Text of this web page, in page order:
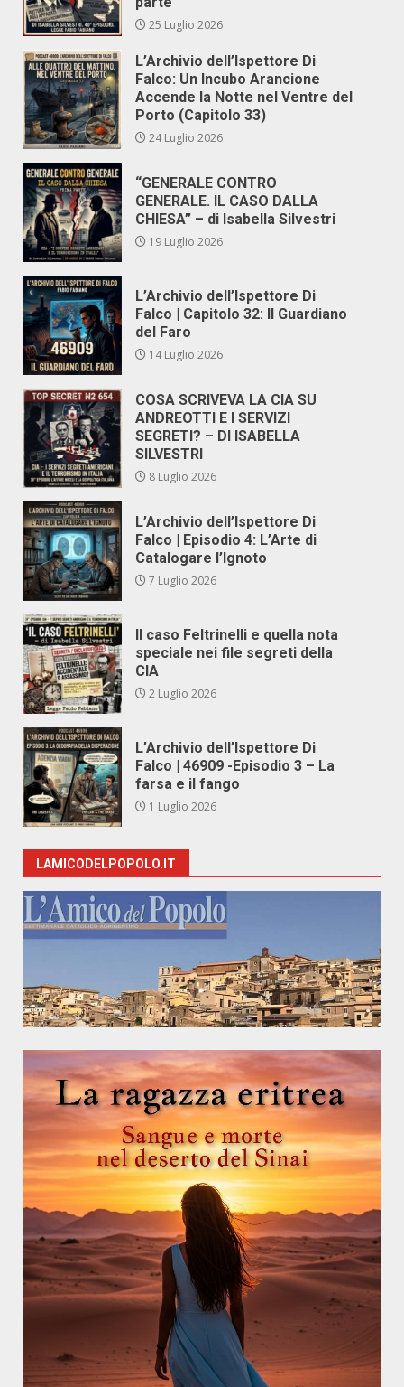
25 Luglio 2026
L’Archivio dell’Ispettore Di
Falco: Un Incubo Arancione
Accende la Notte nel Ventre del
Porto (Capitolo 33)
24 Luglio 2026
“GENERALE CONTRO
GENERALE. IL CASO DALLA
CHIESA” – di Isabella Silvestri
19 Luglio 2026
L’Archivio dell’Ispettore Di
Falco | Capitolo 32: Il Guardiano
del Faro
14 Luglio 2026
COSA SCRIVEVA LA CIA SU
ANDREOTTI E I SERVIZI
SEGRETI? – DI ISABELLA
SILVESTRI
8 Luglio 2026
L’Archivio dell’Ispettore Di
Falco | Episodio 4: L’Arte di
Catalogare l’Ignoto
7 Luglio 2026
Il caso Feltrinelli e quella nota
speciale nei file segreti della
CIA
2 Luglio 2026
L’Archivio dell’Ispettore Di
Falco | 46909 -Episodio 3 – La
farsa e il fango
1 Luglio 2026
LAMICODELPOPOLO.IT